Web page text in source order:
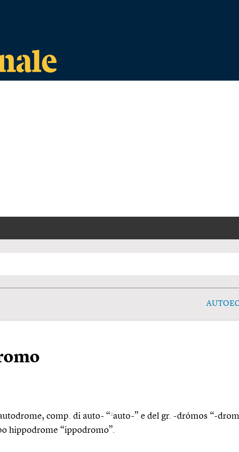
comp. di auto- “2auto-” e del gr. -drómos “-
hippodrome “ippodromo”.